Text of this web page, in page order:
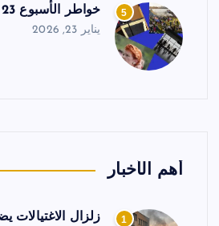
5 خواطر الأسبوع 23 يناير 2026
يناير 23, 2026
أهم الأخبار
1 زلزال